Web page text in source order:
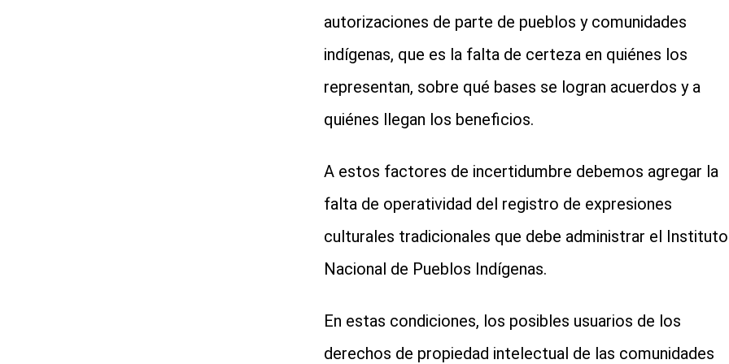
autorizaciones de parte de pueblos y comunidades
indígenas, que es la falta de certeza en quiénes los
representan, sobre qué bases se logran acuerdos y a
quiénes llegan los beneficios.
A estos factores de incertidumbre debemos agregar la
falta de operatividad del registro de expresiones
culturales tradicionales que debe administrar el Instituto
Nacional de Pueblos Indígenas.
En estas condiciones, los posibles usuarios de los
derechos de propiedad intelectual de las comunidades